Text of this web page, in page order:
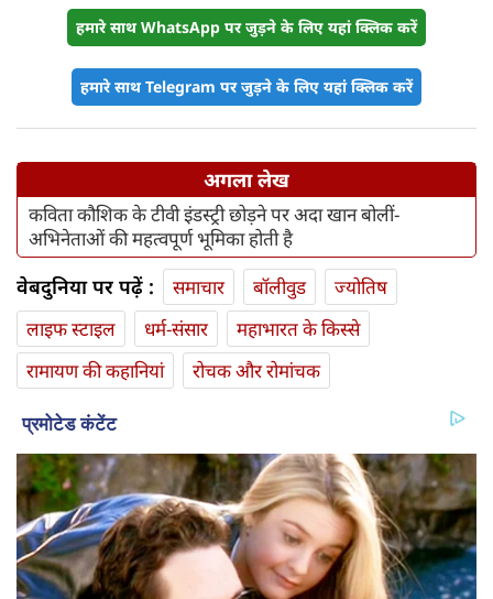
हमारे साथ WhatsApp पर जुड़ने के लिए यहां क्लिक करें
हमारे साथ Telegram पर जुड़ने के लिए यहां क्लिक करें
अगला लेख
कविता कौशिक के टीवी इंडस्ट्री छोड़ने पर अदा खान बोलीं-
अभिनेताओं की महत्वपूर्ण भूमिका होती है
वेबदुनिया पर पढ़ें : समाचार बॉलीवुड
ज्योतिष
लाइफ स्‍टाइल
धर्म-संसार
महाभारत के किस्से
रामायण की कहानियां
रोचक और रोमांचक